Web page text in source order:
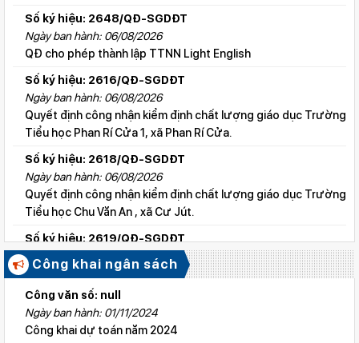
Số ký hiệu: 2648/QĐ-SGDĐT
Ngày ban hành: 06/08/2026
QĐ cho phép thành lập TTNN Light English
Số ký hiệu: 2616/QĐ-SGDĐT
Ngày ban hành: 06/08/2026
Quyết định công nhận kiểm định chất lượng giáo dục Trường
Tiểu học Phan Rí Cửa 1, xã Phan Rí Cửa.
Số ký hiệu: 2618/QĐ-SGDĐT
Ngày ban hành: 06/08/2026
Quyết định công nhận kiểm định chất lượng giáo dục Trường
Tiểu học Chu Văn An , xã Cư Jút.
Số ký hiệu: 2619/QĐ-SGDĐT
Ngày ban hành: 06/08/2026
Quyết định công nhận kiểm định chất lượng giáo dục Trường
Tiểu học Lý Tự Trọng , xã Cư Jút.
Số ký hiệu: 2615/QĐ-SGDĐT
Ngày ban hành: 06/08/2026
Công khai ngân sách
Công văn số: null
Ngày ban hành: 01/11/2024
Công khai dự toán năm 2024